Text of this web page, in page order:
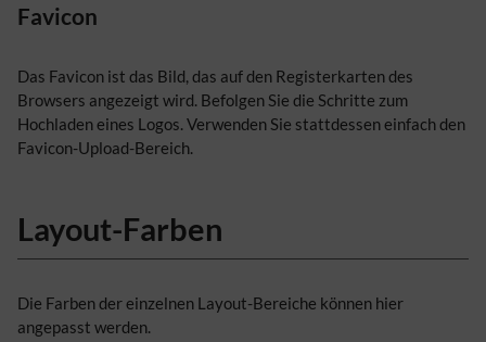
Favicon
Das Favicon ist das Bild, das auf den Registerkarten des
Browsers angezeigt wird. Befolgen Sie die Schritte zum
Hochladen eines Logos. Verwenden Sie stattdessen einfach den
Favicon-Upload-Bereich.
Layout-Farben
Die Farben der einzelnen Layout-Bereiche können hier
angepasst werden.